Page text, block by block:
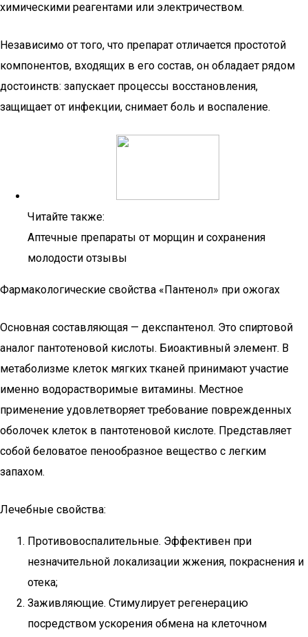
химическими реагентами или электричеством.
Независимо от того, что препарат отличается простотой
компонентов, входящих в его состав, он обладает рядом
достоинств: запускает процессы восстановления,
защищает от инфекции, снимает боль и воспаление.
Читайте также:
Аптечные препараты от морщин и сохранения
молодости отзывы
Фармакологические свойства «Пантенол» при ожогах
Основная составляющая — декспантенол. Это спиртовой
аналог пантотеновой кислоты. Биоактивный элемент. В
метаболизме клеток мягких тканей принимают участие
именно водорастворимые витамины. Местное
применение удовлетворяет требование поврежденных
оболочек клеток в пантотеновой кислоте. Представляет
собой беловатое пенообразное вещество с легким
запахом.
Лечебные свойства:
Противовоспалительные. Эффективен при
незначительной локализации жжения, покраснения и
отека;
Заживляющие. Стимулирует регенерацию
посредством ускорения обмена на клеточном